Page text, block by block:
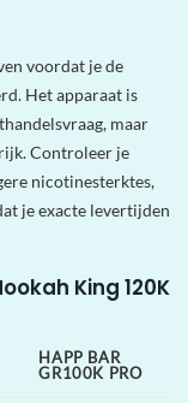
voordat je de
Het apparaat is
maar
Controleer je
nicotinesterktes,
je exacte levertijden
King 120K
HAPP BAR
GR100K PRO